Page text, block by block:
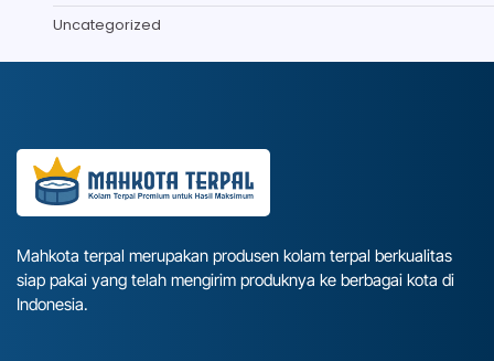
Uncategorized
Mahkota terpal merupakan produsen kolam terpal berkualitas
siap pakai yang telah mengirim produknya ke berbagai kota di
Indonesia.